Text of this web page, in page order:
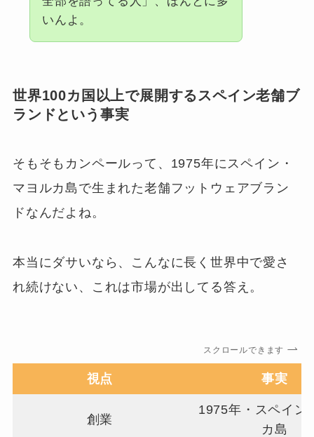
いんよ。
世界100カ国以上で展開するスペイン老舗ブ
ランドという事実
そもそもカンペールって、1975年にスペイン・
マヨルカ島で生まれた老舗フットウェアブラン
ドなんだよね。
本当にダサいなら、こんなに長く世界中で愛さ
れ続けない、これは市場が出してる答え。
スクロールできます
視点 事実
創業
1975年・スペイン
カ島